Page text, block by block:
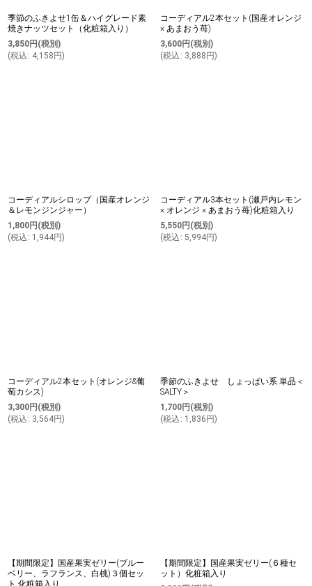
季節のふきよせ1缶＆ハイグレード素
焼きナッツセット（化粧箱入り）
3,850円 (税別)
(税込 : 4,158 円)
コーディアル2本セット(国産オレンジ
× あまおう苺)
3,600円 (税別)
(税込 : 3,888 円)
コーディアルシロップ（国産オレンジ
＆レモンジンジャー）
1,800円 (税別)
(税込 : 1,944円)
コーディアル3本セット(瀬戸内レモン
× オレンジ × あまおう苺)化粧箱入り
5,550円 (税別)
(税込 : 5,994円)
コーディアル2本セット(オレンジ&葡
萄カシス)
3,300円 (税別)
(税込 : 3,564円)
季節のふきよせ しょっぱい系 単品＜
SALTY＞
1,700円 (税別)
(税込 : 1,836 円)
【期間限定】国産果実ゼリー(ブルー
ベリー、ラフランス、白桃)３個セッ
ト 化粧箱入り
【期間限定】国産果実ゼリー(６種セ
ット）化粧箱入り